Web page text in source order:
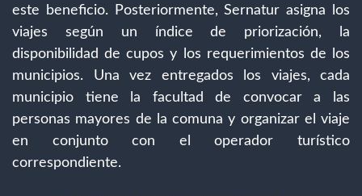
este beneficio. Posteriormente, Sernatur asigna los
viajes según un índice de priorización, la
disponibilidad de cupos y los requerimientos de los
municipios. Una vez entregados los viajes, cada
municipio tiene la facultad de convocar a las
personas mayores de la comuna y organizar el viaje
en conjunto con el operador turístico
correspondiente.